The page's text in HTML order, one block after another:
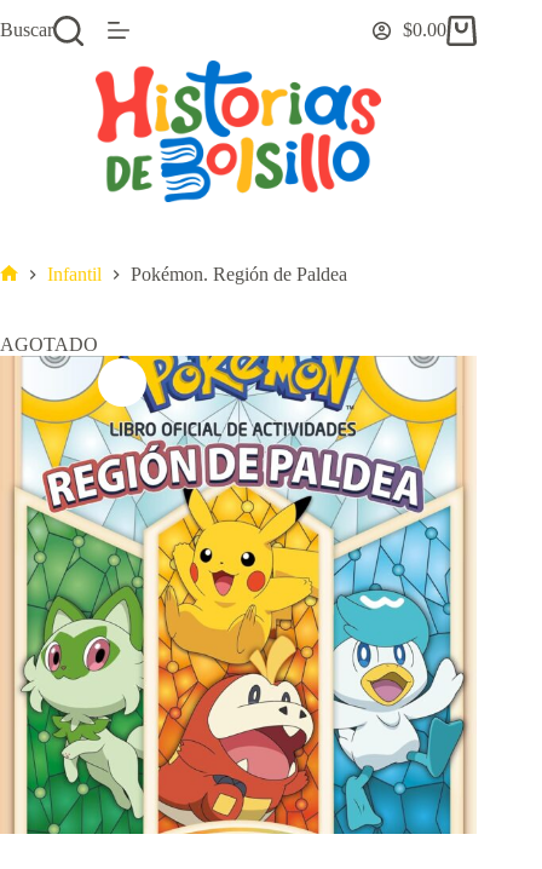
al
Buscar
Carro
$0.00
Infantil Pokémon. Región de Paldea
AGOTADO